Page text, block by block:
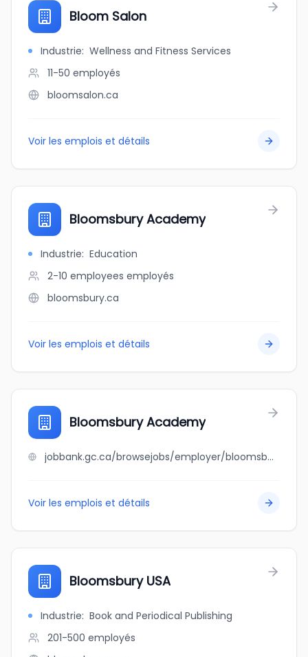
Bloom Salon
Industrie: Wellness and Fitness Services
11-50 employés
bloomsalon.ca
Voir les emplois et détails
Bloomsbury Academy
Industrie: Education
2-10 employees employés
bloomsbury.ca
Voir les emplois et détails
Bloomsbury Academy
jobbank.gc.ca/browsejobs/employer/bloomsbury+academy/ca
Voir les emplois et détails
Bloomsbury USA
Industrie: Book and Periodical Publishing
201-500 employés